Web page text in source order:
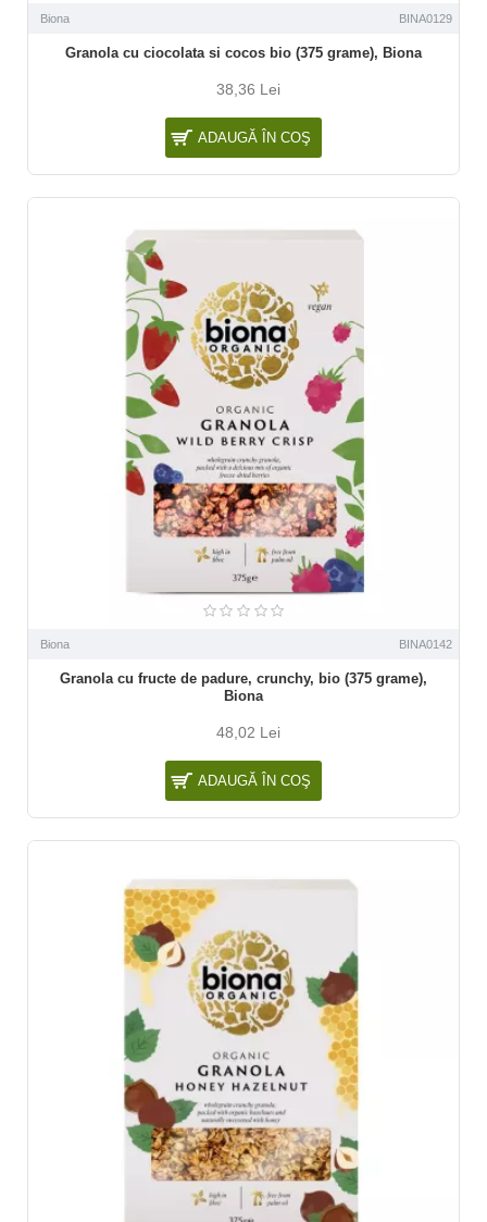
Biona BINA0129
Granola cu ciocolata si cocos bio (375 grame), Biona
38,36 Lei
ADAUGĂ ÎN COŞ
Biona BINA0142
Granola cu fructe de padure, crunchy, bio (375 grame),
Biona
48,02 Lei
ADAUGĂ ÎN COŞ